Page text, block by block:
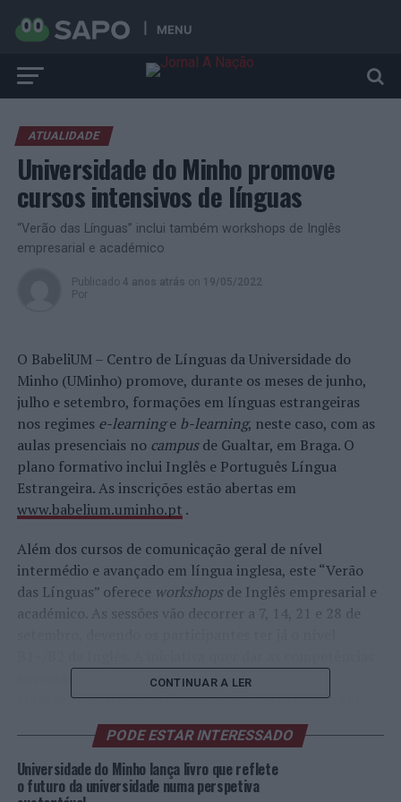
MENU
ATUALIDADE
Universidade do Minho promove
cursos intensivos de línguas
“Verão das Línguas” inclui também workshops de Inglês
empresarial e académico
Publicado 4 anos atrás on 19/05/2022
Por
O BabeliUM – Centro de Línguas da Universidade do
Minho (UMinho) promove, durante os meses de junho,
julho e setembro, formações em línguas estrangeiras
nos regimes e-learninge b-learning, neste caso, com as
aulas presenciais no campusde Gualtar, em Braga. O
plano formativo inclui Inglês e Português Língua
Estrangeira. As inscrições estão abertas em
www.babelium.uminho.pt .
Além dos cursos de comunicação geral de nível
intermédio e avançado em língua inglesa, este “Verão
das Línguas” oferece workshopsde Inglês empresarial e
académico. As sessões vão decorrer a 7, 14, 21 e 28 de
necessárias para contextos como candidaturas a
empregos, entrevistas profissionais, participação em
conferências e técnicas de negociação.
Português para estrangeiros
CONTINUAR A LER
PODE ESTAR INTERESSADO
Universidade do Minho lança livro que reflete
o futuro da universidade numa perspetiva